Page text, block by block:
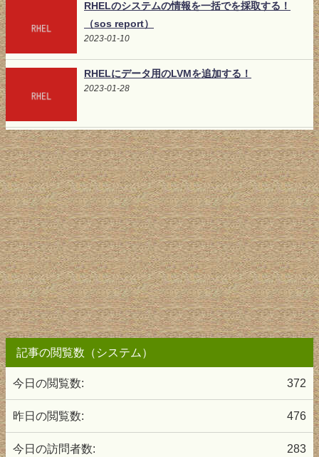
RHELのシステムの情報を一括でを採取する！
（sos report）
2023-01-10
RHELにデータ用のLVMを追加する！
2023-01-28
記事の閲覧数（システム）
372
今日の閲覧数:
476
昨日の閲覧数:
283
今日の訪問者数: